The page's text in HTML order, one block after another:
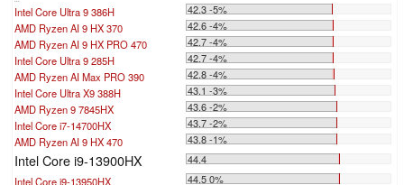
Intel Core Ultra 9 386H
42.3 -5%
AMD Ryzen AI 9 HX 370
42.6 -4%
AMD Ryzen AI 9 HX PRO 470
42.7 -4%
Intel Core Ultra 9 285H
42.7 -4%
AMD Ryzen AI Max PRO 390
42.8 -4%
Intel Core Ultra X9 388H
43.1 -3%
AMD Ryzen 9 7845HX
43.6 -2%
Intel Core i7-14700HX
43.7 -2%
AMD Ryzen AI 9 HX 470
43.8 -1%
Intel Core i9-13900HX
44.4
Intel Core i9-13950HX
44.5 0%